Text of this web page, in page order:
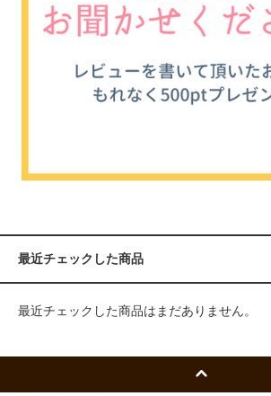
最近チェックした商品
最近チェックした商品はまだありません。